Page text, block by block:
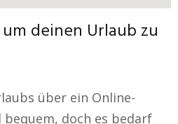
deinen Urlaub zu
über ein Online-
doch es bedarf